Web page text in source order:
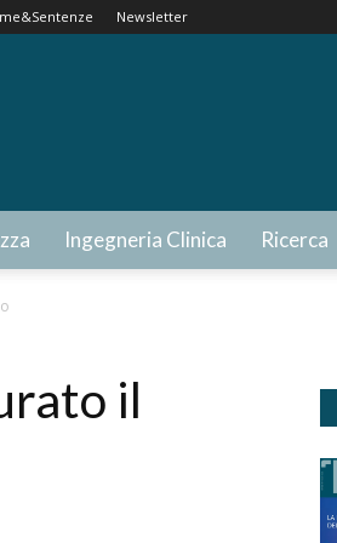
Newsletter
Ingegneria Clinica Ricerca
il